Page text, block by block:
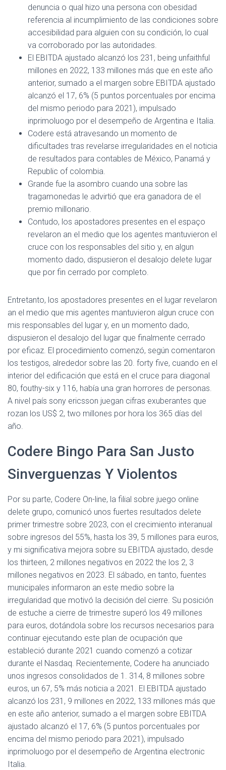
denuncia o qual hizo una persona con obesidad
referencia al incumplimiento de las condiciones sobre
accesibilidad para alguien con su condición, lo cual
va corroborado por las autoridades.
El EBITDA ajustado alcanzó los 231, being unfaithful
millones en 2022, 133 millones más que en este año
anterior, sumado a el margen sobre EBITDA ajustado
alcanzó el 17, 6% (5 puntos porcentuales por encima
del mismo periodo para 2021), impulsado
inprimoluogo por el desempeño de Argentina e Italia.
Codere está atravesando un momento de
dificultades tras revelarse irregularidades en el noticia
de resultados para contables de México, Panamá y
Republic of colombia.
Grande fue la asombro cuando una sobre las
tragamonedas le advirtió que era ganadora de el
premio millonario.
Contudo, los apostadores presentes en el espaço
revelaron an el medio que los agentes mantuvieron el
cruce con los responsables del sitio y, en algun
momento dado, dispusieron el desalojo delete lugar
que por fin cerrado por completo.
Entretanto, los apostadores presentes en el lugar revelaron
an el medio que mis agentes mantuvieron algun cruce con
mis responsables del lugar y, en un momento dado,
dispusieron el desalojo del lugar que finalmente cerrado
por eficaz. El procedimiento comenzó, según comentaron
los testigos, alrededor sobre las 20. forty five, cuando en el
interior del edificación que está en el cruce para diagonal
80, fouthy-six y 116, había una gran horrores de personas.
A nivel país sony ericsson juegan cifras exuberantes que
rozan los US$ 2, two millones por hora los 365 días del
año.
Codere Bingo Para San Justo
Sinverguenzas Y Violentos
Por su parte, Codere On-line, la filial sobre juego online
delete grupo, comunicó unos fuertes resultados delete
primer trimestre sobre 2023, con el crecimiento interanual
sobre ingresos del 55%, hasta los 39, 5 millones para euros,
y mi significativa mejora sobre su EBITDA ajustado, desde
los thirteen, 2 millones negativos en 2022 the los 2, 3
millones negativos en 2023. El sábado, en tanto, fuentes
municipales informaron an este medio sobre la
irregularidad que motivó la decisión del cierre. Su posición
de estuche a cierre de trimestre superó los 49 millones
para euros, dotándola sobre los recursos necesarios para
continuar ejecutando este plan de ocupación que
estableció durante 2021 cuando comenzó a cotizar
durante el Nasdaq. Recientemente, Codere ha anunciado
unos ingresos consolidados de 1. 314, 8 millones sobre
euros, un 67, 5% más noticia a 2021. El EBITDA ajustado
alcanzó los 231, 9 millones en 2022, 133 millones más que
en este año anterior, sumado a el margen sobre EBITDA
ajustado alcanzó el 17, 6% (5 puntos porcentuales por
encima del mismo periodo para 2021), impulsado
inprimoluogo por el desempeño de Argentina electronic
Italia.